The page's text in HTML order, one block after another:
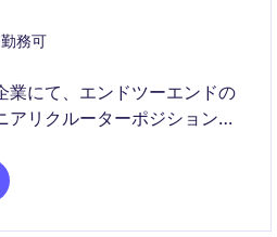
務可
業にて、エンドツーエンドの
アリクルーターポジションで
テークホルダーとの連携をリ